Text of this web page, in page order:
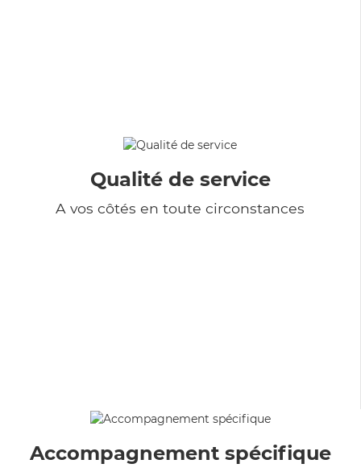
Qualité de service
A vos côtés en toute circonstances
Accompagnement spécifique